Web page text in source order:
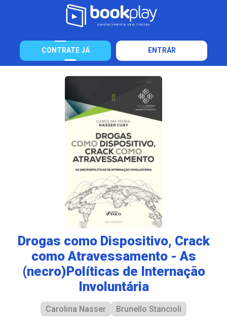
CONTRATE JÁ ENTRAR
Drogas como Dispositivo, Crack
como Atravessamento - As
(necro)Políticas de Internação
Involuntária
Carolina Nasser Brunello Stancioli